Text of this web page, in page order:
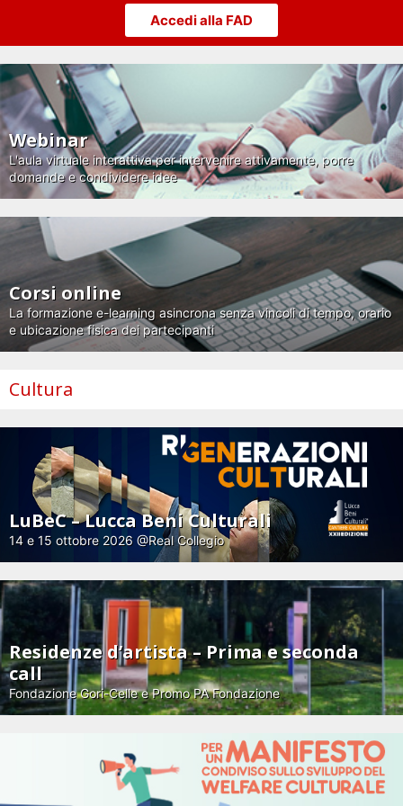
Accedi alla FAD
Webinar
L'aula virtuale interattiva per intervenire attivamente, porre
domande e condividere idee
Corsi online
La formazione e-learning asincrona senza vincoli di tempo, orario
e ubicazione fisica dei partecipanti
Cultura
LuBeC – Lucca Beni Culturali
14 e 15 ottobre 2026 @Real Collegio
Residenze d’artista – Prima e seconda
call
Fondazione Gori-Celle e Promo PA Fondazione